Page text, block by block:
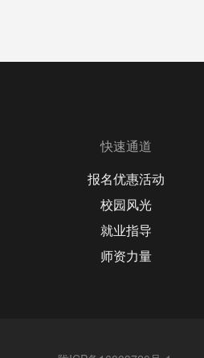
快速通道
报名优惠活动
校园风光
就业指导
师资力量